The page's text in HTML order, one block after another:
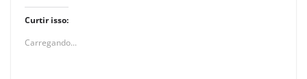
Curtir isso:
Carregando...